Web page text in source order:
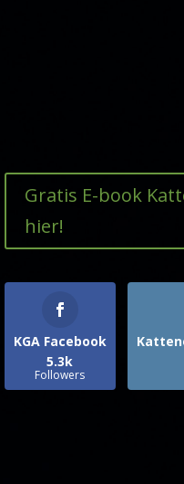
Gratis E-book
hier!
KGA Facebook
5.3k
Followers